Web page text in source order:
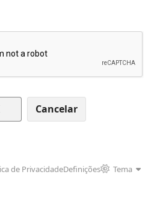
Cancelar
de PrivacidadeDefinições
Tema